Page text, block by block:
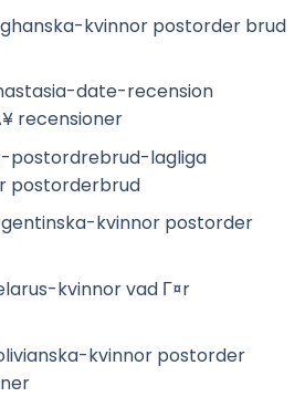
kvinnor postorder brud
date-recension
recensioner
postordrebrud-lagliga
postorderbrud
kvinnor postorder
kvinnor vad Г¤r
kvinnor postorder